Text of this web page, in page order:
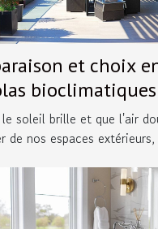
et choix
le soleil brille et que l'air
de nos espaces